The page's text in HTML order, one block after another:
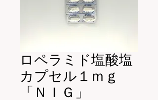
ロペラミド塩酸塩
カプセル１ｍｇ
「ＮＩＧ」